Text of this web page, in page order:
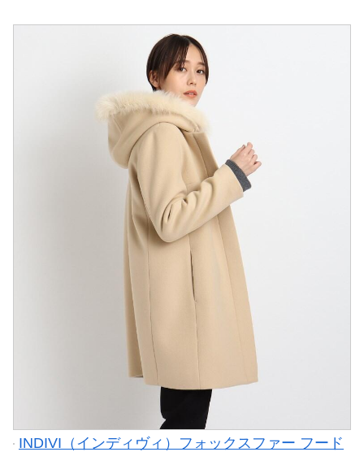
INDIVI（インディヴィ）フォックスファー フード